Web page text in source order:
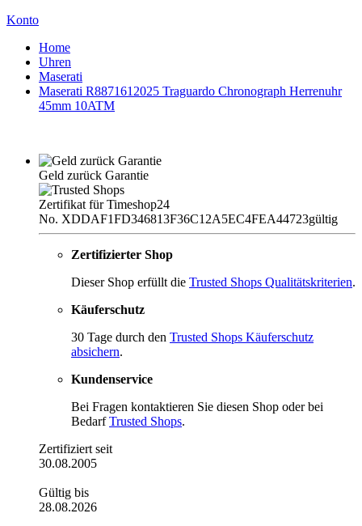
Konto
Home
Uhren
Maserati
Maserati R8871612025 Traguardo Chronograph Herrenuhr
45mm 10ATM
Geld zurück Garantie
Zertifikat für Timeshop24
No. XDDAF1FD346813F36C12A5EC4FEA44723gültig
Zertifizierter Shop
Dieser Shop erfüllt die Trusted Shops Qualitätskriterien.
Käuferschutz
30 Tage durch den Trusted Shops Käuferschutz
absichern.
Kundenservice
Bei Fragen kontaktieren Sie diesen Shop oder bei
BedarfTrusted Shops.
Zertifiziert seit
30.08.2005
Gültig bis
28.08.2026